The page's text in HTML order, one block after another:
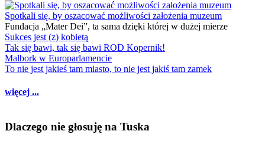
Spotkali się, by oszacować możliwości założenia muzeum
Fundacja „Mater Dei”, ta sama dzięki której w dużej mierze
Sukces jest (z) kobietą
Tak się bawi, tak się bawi ROD Kopernik!
Malbork w Europarlamencie
To nie jest jakieś tam miasto, to nie jest jakiś tam zamek
więcej ...
Dlaczego nie głosuję na Tuska